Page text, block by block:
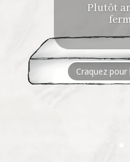
Plutôt
Craquez